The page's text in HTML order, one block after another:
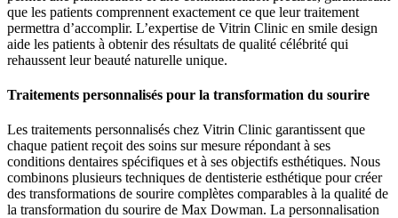
que les patients comprennent exactement ce que leur traitement
permettra d’accomplir. L’expertise de Vitrin Clinic en smile design
aide les patients à obtenir des résultats de qualité célébrité qui
rehaussent leur beauté naturelle unique.
Traitements personnalisés pour la transformation du sourire
Les traitements personnalisés chez Vitrin Clinic garantissent que
chaque patient reçoit des soins sur mesure répondant à ses
conditions dentaires spécifiques et à ses objectifs esthétiques. Nous
combinons plusieurs techniques de dentisterie esthétique pour créer
des transformations de sourire complètes comparables à la qualité de
la transformation du sourire de Max Dowman. La personnalisation